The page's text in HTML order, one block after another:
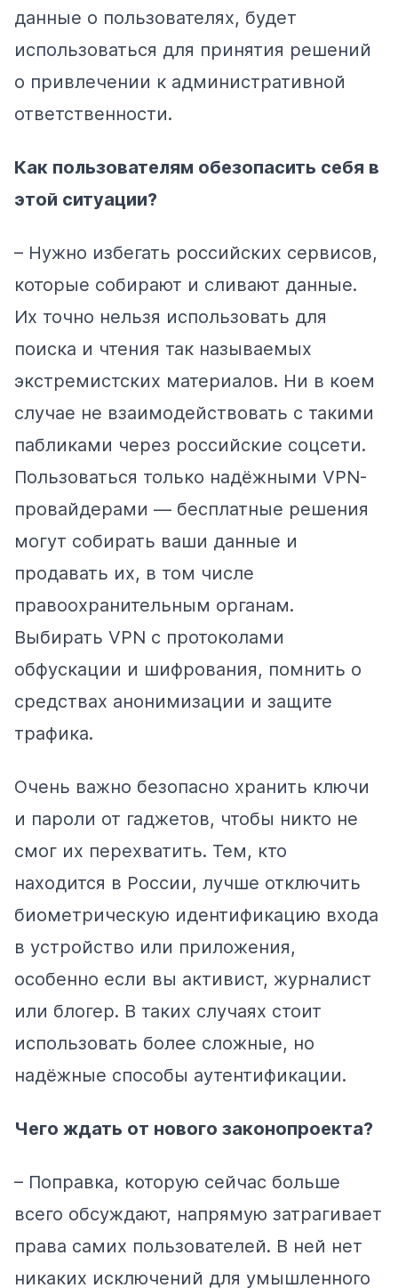
данные о пользователях, будет
использоваться для принятия решений
о привлечении к административной
ответственности.
Как пользователям обезопасить себя в
этой ситуации?
– Нужно избегать российских сервисов,
которые собирают и сливают данные.
Их точно нельзя использовать для
поиска и чтения так называемых
экстремистских материалов. Ни в коем
случае не взаимодействовать с такими
пабликами через российские соцсети.
Пользоваться только надёжными VPN-
провайдерами — бесплатные решения
могут собирать ваши данные и
продавать их, в том числе
правоохранительным органам.
Выбирать VPN с протоколами
обфускации и шифрования, помнить о
средствах анонимизации и защите
трафика.
Очень важно безопасно хранить ключи
и пароли от гаджетов, чтобы никто не
смог их перехватить. Тем, кто
находится в России, лучше отключить
биометрическую идентификацию входа
в устройство или приложения,
особенно если вы активист, журналист
или блогер. В таких случаях стоит
использовать более сложные, но
надёжные способы аутентификации.
Чего ждать от нового законопроекта?
– Поправка, которую сейчас больше
всего обсуждают, напрямую затрагивает
права самих пользователей. В ней нет
никаких исключений для умышленного